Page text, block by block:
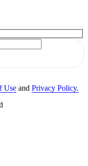
Use and Privacy Policy.